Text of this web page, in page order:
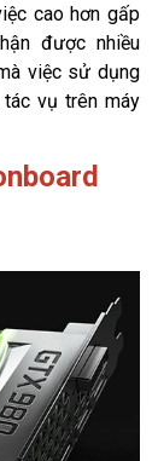
cao hơn gấp
được nhiều
việc sử dụng
vụ trên máy